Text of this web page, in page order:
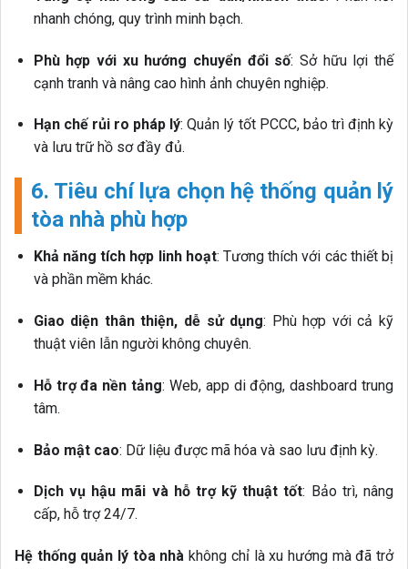
nhanh chóng, quy trình minh bạch.
Phù hợp với xu hướng chuyển đổi số: Sở hữu lợi thế
cạnh tranh và nâng cao hình ảnh chuyên nghiệp.
Hạn chế rủi ro pháp lý: Quản lý tốt PCCC, bảo trì định kỳ
và lưu trữ hồ sơ đầy đủ.
6. Tiêu chí lựa chọn hệ thống quản lý
tòa nhà phù hợp
Khả năng tích hợp linh hoạt: Tương thích với các thiết bị
và phần mềm khác.
Giao diện thân thiện, dễ sử dụng: Phù hợp với cả kỹ
thuật viên lẫn người không chuyên.
Hỗ trợ đa nền tảng: Web, app di động, dashboard trung
tâm.
Bảo mật cao: Dữ liệu được mã hóa và sao lưu định kỳ.
Dịch vụ hậu mãi và hỗ trợ kỹ thuật tốt: Bảo trì, nâng
cấp, hỗ trợ 24/7.
Hệ thống quản lý tòa nhà không chỉ là xu hướng mà đã trở